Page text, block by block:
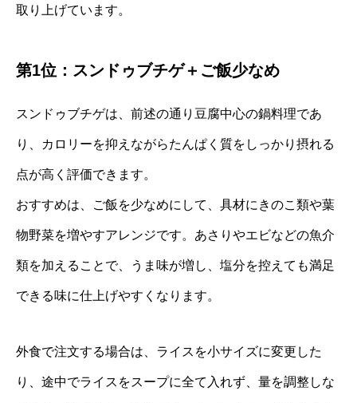
取り上げています。
第1位：スンドゥブチゲ＋ご飯少なめ
スンドゥブチゲは、前述の通り豆腐中心の鍋料理であ
り、カロリーを抑えながらたんぱく質をしっかり摂れる
点が高く評価できます。
おすすめは、ご飯を少なめにして、具材にきのこ類や葉
物野菜を増やすアレンジです。あさりやエビなどの魚介
類を加えることで、うま味が増し、塩分を控えても満足
できる味に仕上げやすくなります。
外食で注文する場合は、ライスを小サイズに変更した
り、途中でライスをスープに全て入れず、量を調整しな